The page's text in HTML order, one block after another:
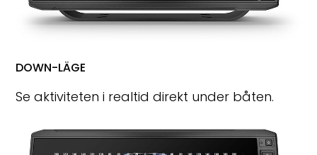
DOWN-LÄGE
Se aktiviteten i realtid direkt under båten.